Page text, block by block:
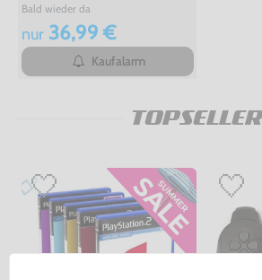
Bald wieder da
nur36,99 €
Kaufalarm
TOPSELLER